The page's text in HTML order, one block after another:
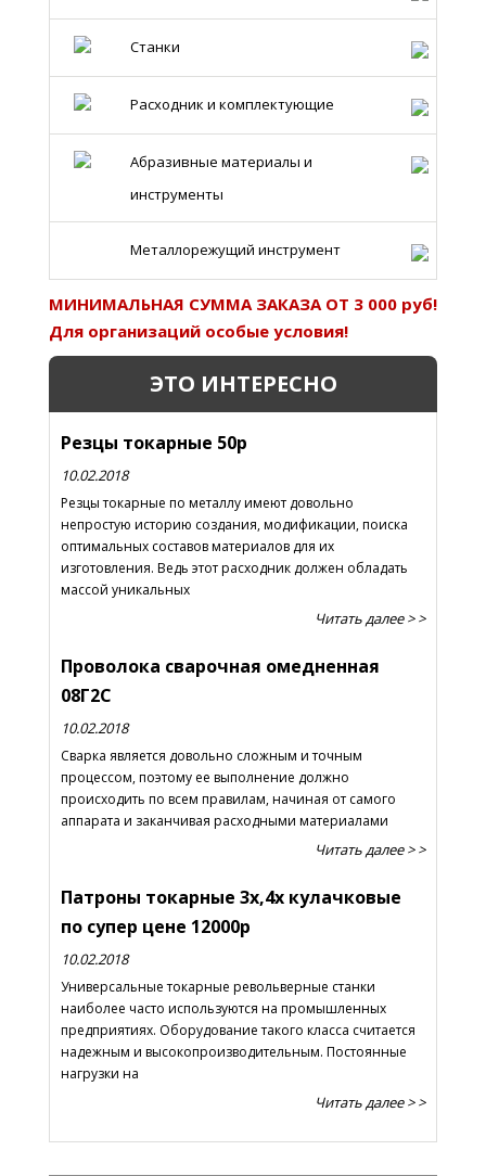
Станки
Расходник и комплектующие
Абразивные материалы и
инструменты
Металлорежущий инструмент
МИНИМАЛЬНАЯ СУММА ЗАКАЗА ОТ 3 000 руб!
Для организаций особые условия!
ЭТО ИНТЕРЕСНО
Резцы токарные 50р
10.02.2018
Резцы токарные по металлу имеют довольно
непростую историю создания, модификации, поиска
оптимальных составов материалов для их
изготовления. Ведь этот расходник должен обладать
массой уникальных
Читать далее > >
Проволока сварочная омедненная
08Г2С
10.02.2018
Сварка является довольно сложным и точным
процессом, поэтому ее выполнение должно
происходить по всем правилам, начиная от самого
аппарата и заканчивая расходными материалами
Читать далее > >
Патроны токарные 3х,4х кулачковые
по супер цене 12000р
10.02.2018
Универсальные токарные револьверные станки
наиболее часто используются на промышленных
предприятиях. Оборудование такого класса считается
надежным и высокопроизводительным. Постоянные
нагрузки на
Читать далее > >